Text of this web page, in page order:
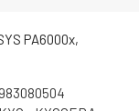
PA6000x,